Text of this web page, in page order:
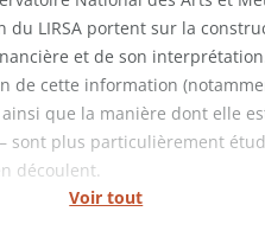
Voir tout
du LIRSA portent sur la
et de son
de cette information
que la manière dont elle
sont plus particulièrement
découlent.